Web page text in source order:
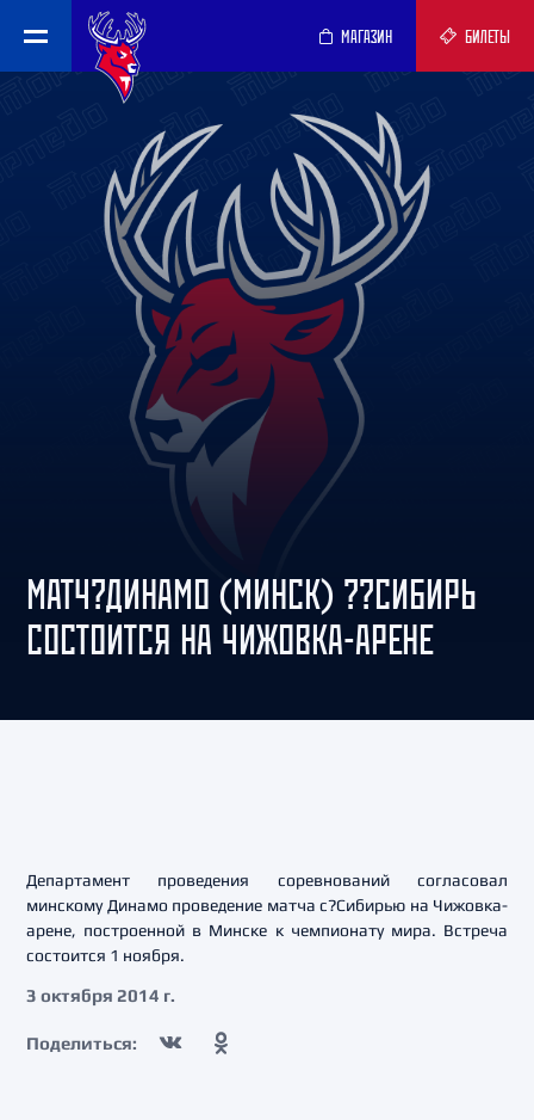
МАГАЗИН БИЛЕТЫ
МАТЧ?ДИНАМО (МИНСК) ??СИБИРЬ
СОСТОИТСЯ НА ЧИЖОВКА-АРЕНЕ
Департамент проведения соревнований согласовал
минскому Динамо проведение матча с?Сибирью на Чижовка-
арене, построенной в Минске к чемпионату мира. Встреча
состоится 1 ноября.
3 октября 2014 г.
Поделиться: